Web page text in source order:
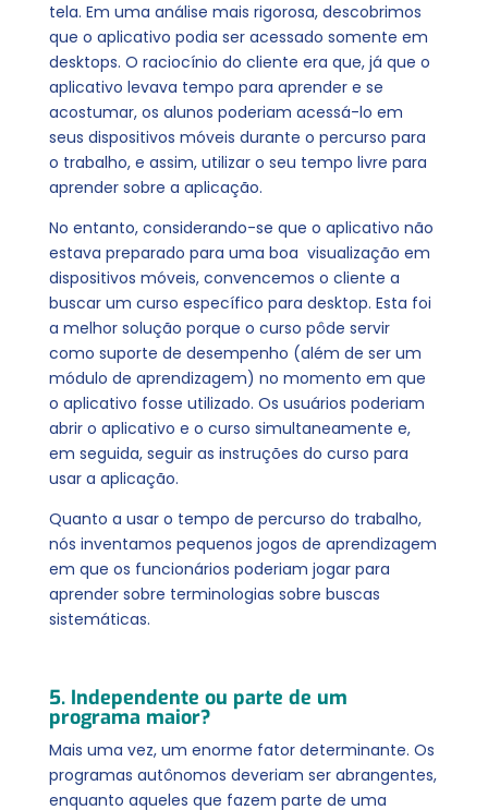
tela. Em uma análise mais rigorosa, descobrimos
que o aplicativo podia ser acessado somente em
desktops. O raciocínio do cliente era que, já que o
aplicativo levava tempo para aprender e se
acostumar, os alunos poderiam acessá-lo em
seus dispositivos móveis durante o percurso para
o trabalho, e assim, utilizar o seu tempo livre para
aprender sobre a aplicação.
No entanto, considerando-se que o aplicativo não
estava preparado para uma boa visualização em
dispositivos móveis, convencemos o cliente a
buscar um curso específico para desktop. Esta foi
a melhor solução porque o curso pôde servir
como suporte de desempenho (além de ser um
módulo de aprendizagem) no momento em que
o aplicativo fosse utilizado. Os usuários poderiam
abrir o aplicativo e o curso simultaneamente e,
em seguida, seguir as instruções do curso para
usar a aplicação.
Quanto a usar o tempo de percurso do trabalho,
nós inventamos pequenos jogos de aprendizagem
em que os funcionários poderiam jogar para
aprender sobre terminologias sobre buscas
sistemáticas.
5. Independente ou parte de um
programa maior?
Mais uma vez, um enorme fator determinante. Os
programas autônomos deveriam ser abrangentes,
enquanto aqueles que fazem parte de uma